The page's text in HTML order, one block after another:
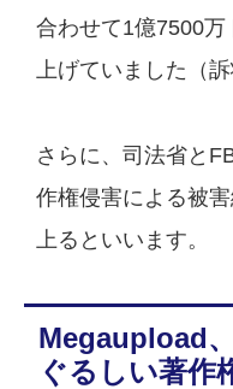
合わせて1億7500
上げていました（訴
さらに、司法省と
作権侵害による被
上るといいます。
Megaupload
ぐるしい著作